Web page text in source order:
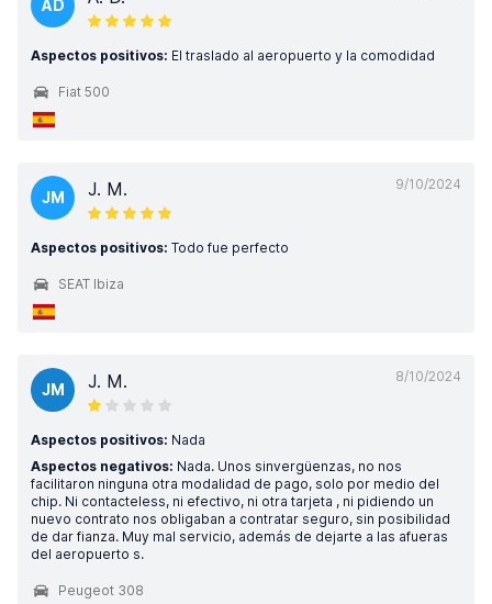
AD
Aspectos positivos: El traslado al aeropuerto y la comodidad
Fiat 500
9/10/2024
JM J. M.
Aspectos positivos: Todo fue perfecto
SEAT Ibiza
8/10/2024
JM J. M.
Aspectos positivos: Nada
Aspectos negativos: Nada. Unos sinvergüenzas, no nos
facilitaron ninguna otra modalidad de pago, solo por medio del
chip. Ni contacteless, ni efectivo, ni otra tarjeta , ni pidiendo un
nuevo contrato nos obligaban a contratar seguro, sin posibilidad
de dar fianza. Muy mal servicio, además de dejarte a las afueras
del aeropuerto s.
Peugeot 308